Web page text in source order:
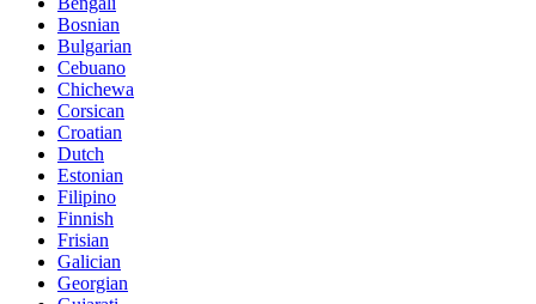
Bosnian
Bulgarian
Cebuano
Chichewa
Corsican
Croatian
Dutch
Estonian
Filipino
Finnish
Frisian
Galician
Georgian